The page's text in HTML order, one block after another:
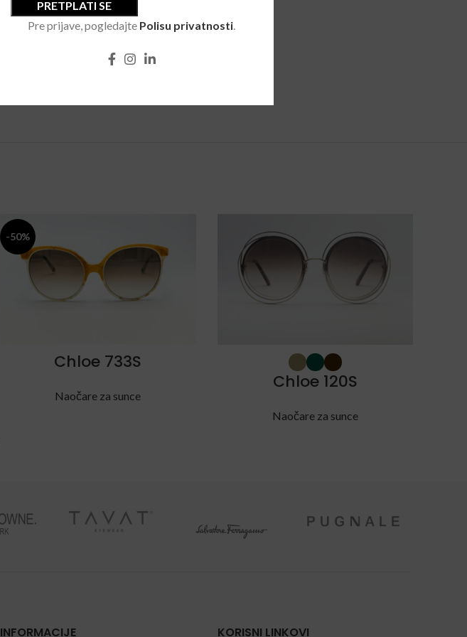
Pre prijave, pogledajte Polisu privatnosti
-50%
Chloe 733S
Naočare za sunce
Chloe 120S
Naočare za sunce
INFORMACIJE KORISNI LINKOVI